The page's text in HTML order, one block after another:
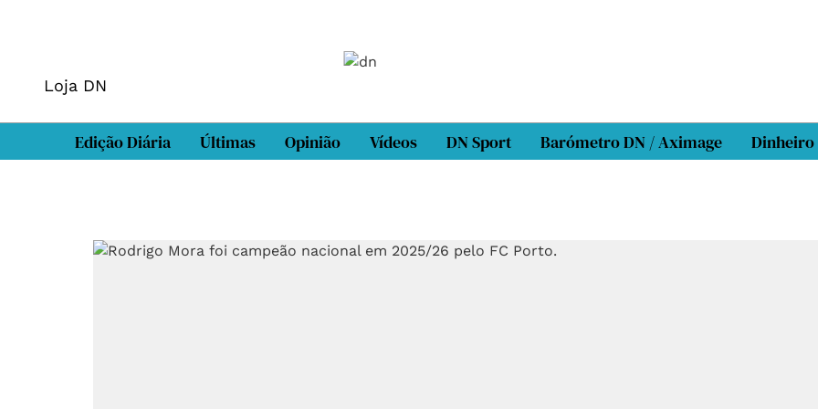
Loja DN
Edição Diária Últimas Opinião Vídeos DN Sport Barómetro DN / Aximage Dinheiro